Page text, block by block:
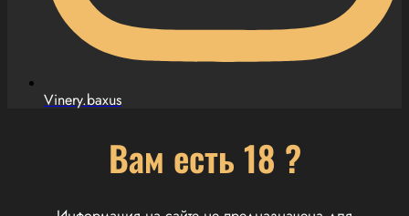
Vinery.baxus
Вам есть 18 ?